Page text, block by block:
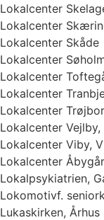
Lokalcenter
Lokalcenter
Lokalcenter Skåde
Lokalcenter
Lokalcenter
Lokalcenter
Lokalcenter
Lokalcenter Vejlby,
Lokalcenter Viby,
Lokalcenter
Lokalpsykiatrien,
Lokomotivf.
Lukaskirken, Århus